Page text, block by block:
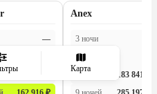
Карта
обходится в 2 тыс.
его прибавить. В целом
кафешках кормят одним
по разной цене, порции
где не сядешь, а есть
—
Anex
3 ночи
5 ночей
7 ночей
183 841 ₽